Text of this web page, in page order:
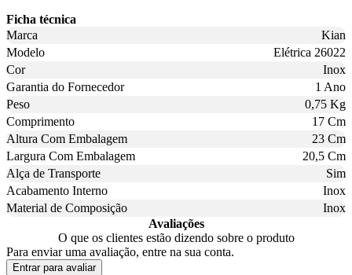
Ficha técnica
Marca
Kian
Modelo
Elétrica 26022
Cor
Inox
Garantia do Fornecedor
1 Ano
Peso
0,75 Kg
Comprimento
17 Cm
Altura Com Embalagem
23 Cm
Largura Com Embalagem
20,5 Cm
Alça de Transporte
Sim
Acabamento Interno
Inox
Material de Composição
Inox
Avaliações
O que os clientes estão dizendo sobre o produto
Para enviar uma avaliação, entre na sua conta.
Entrar para avaliar